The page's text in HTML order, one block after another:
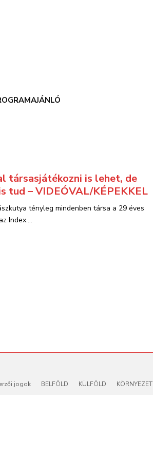
társasjátékozni is lehet, de
tud – VIDEÓVAL/KÉPEKKEL
tényleg mindenben társa a 29 éves
Index....
jogok BELFÖLD KÜLFÖLD KÖRNYEZET